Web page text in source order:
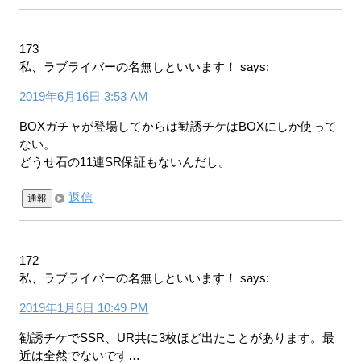
173
私、ラブライバーの名無しといいます！
says:
2019年6月16日 3:53 AM
BOXガチャが登場してからは勧誘チケはBOXにしか使って
ない。
どうせ石の11連SR保証もないんだし。
通報 返信
172
私、ラブライバーの名無しといいます！
says:
2019年1月6日 10:49 PM
勧誘チケでSSR、UR共に3枚ほど出たことがあります。最
近は全然でないです…